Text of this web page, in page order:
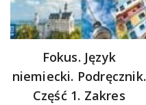
Fokus. Język
niemiecki. Podręcznik.
Część 1. Zakres